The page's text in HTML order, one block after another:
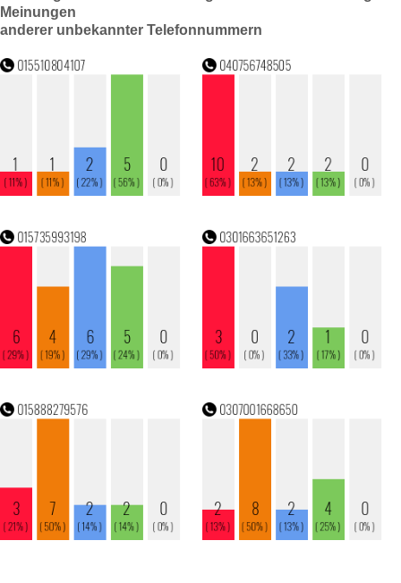
Meinungen
anderer unbekannter Telefonnummern